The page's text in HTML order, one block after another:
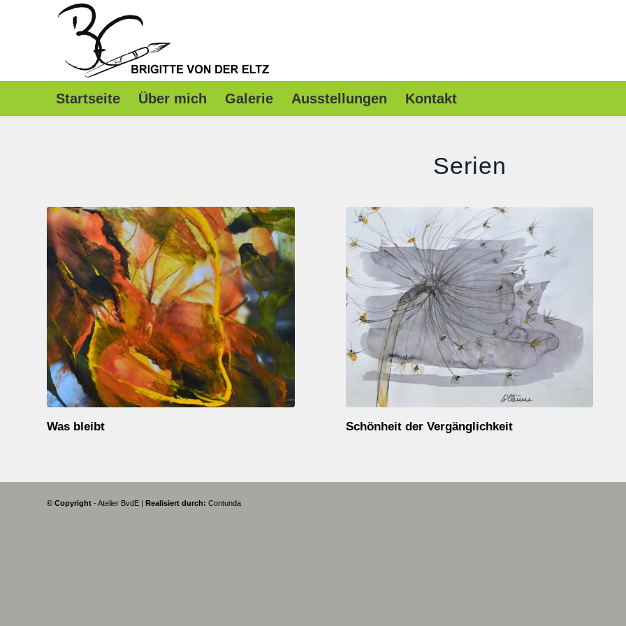
Startseite Über mich Galerie Ausstellungen Kontakt
Serien
Was bleibt Schönheit der Vergänglichkeit
© Copyright - Atelier BvdE | Realisiert durch: Contunda